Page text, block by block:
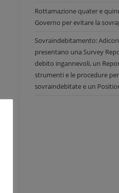
Rottamazione quater e
Governo per evitare la
Sovraindebitamento:
presentano una Survey
debito ingannevoli, un
strumenti e le procedure
sovraindebitate e un